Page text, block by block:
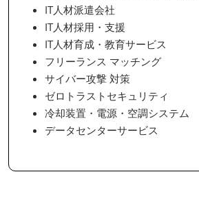
IT人材派遣会社
IT人材採用・支援
IT人材育成・教育サービス
フリーランス マッチング
サイバー攻撃 対策
ゼロトラストセキュリティ
冷却装置・電源・空調システム
データセンターサービス